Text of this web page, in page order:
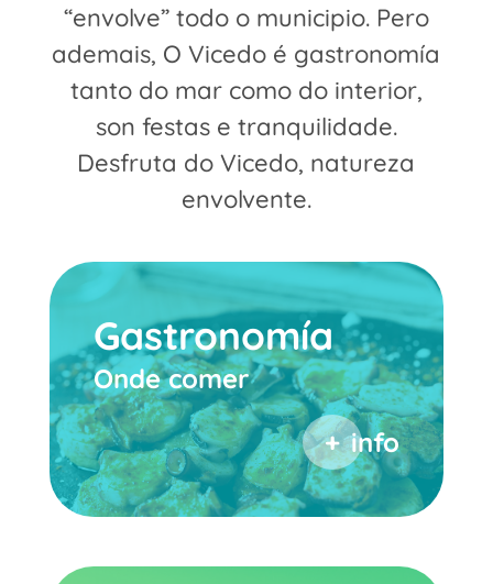
“envolve” todo o municipio. Pero
ademais, O Vicedo é gastronomía
tanto do mar como do interior,
son festas e tranquilidade.
Desfruta do Vicedo, natureza
envolvente.
Gastronomía
Onde comer
info